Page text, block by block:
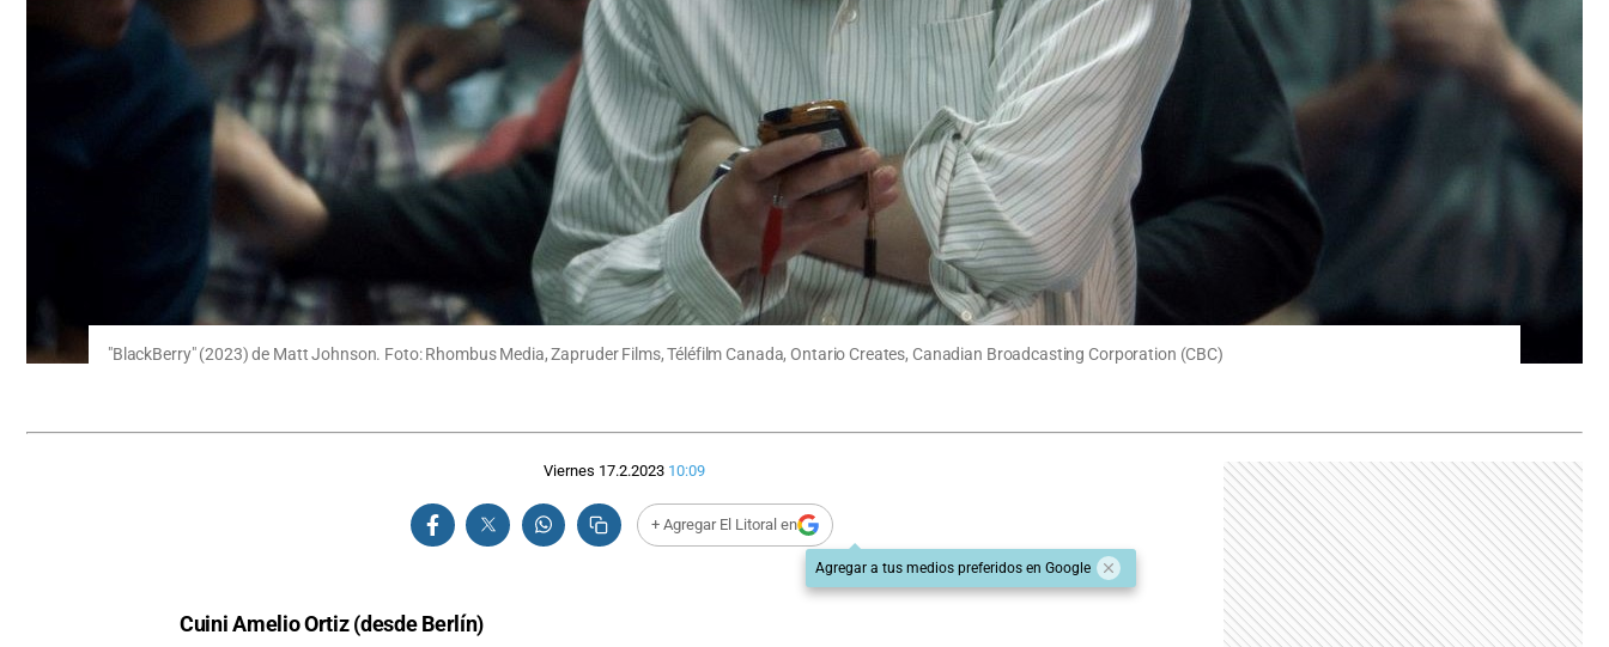
"BlackBerry" (2023) de Matt Johnson. Foto: Rhombus Media, Zapruder Films, Téléfilm Canada, Ontario Creates, Canadian Broadcasting Corporation (CBC)
Viernes 17.2.2023 10:09
+ Agregar El Litoral en
Agregar a tus medios preferidos en Google
Cuini Amelio Ortiz (desde Berlín)